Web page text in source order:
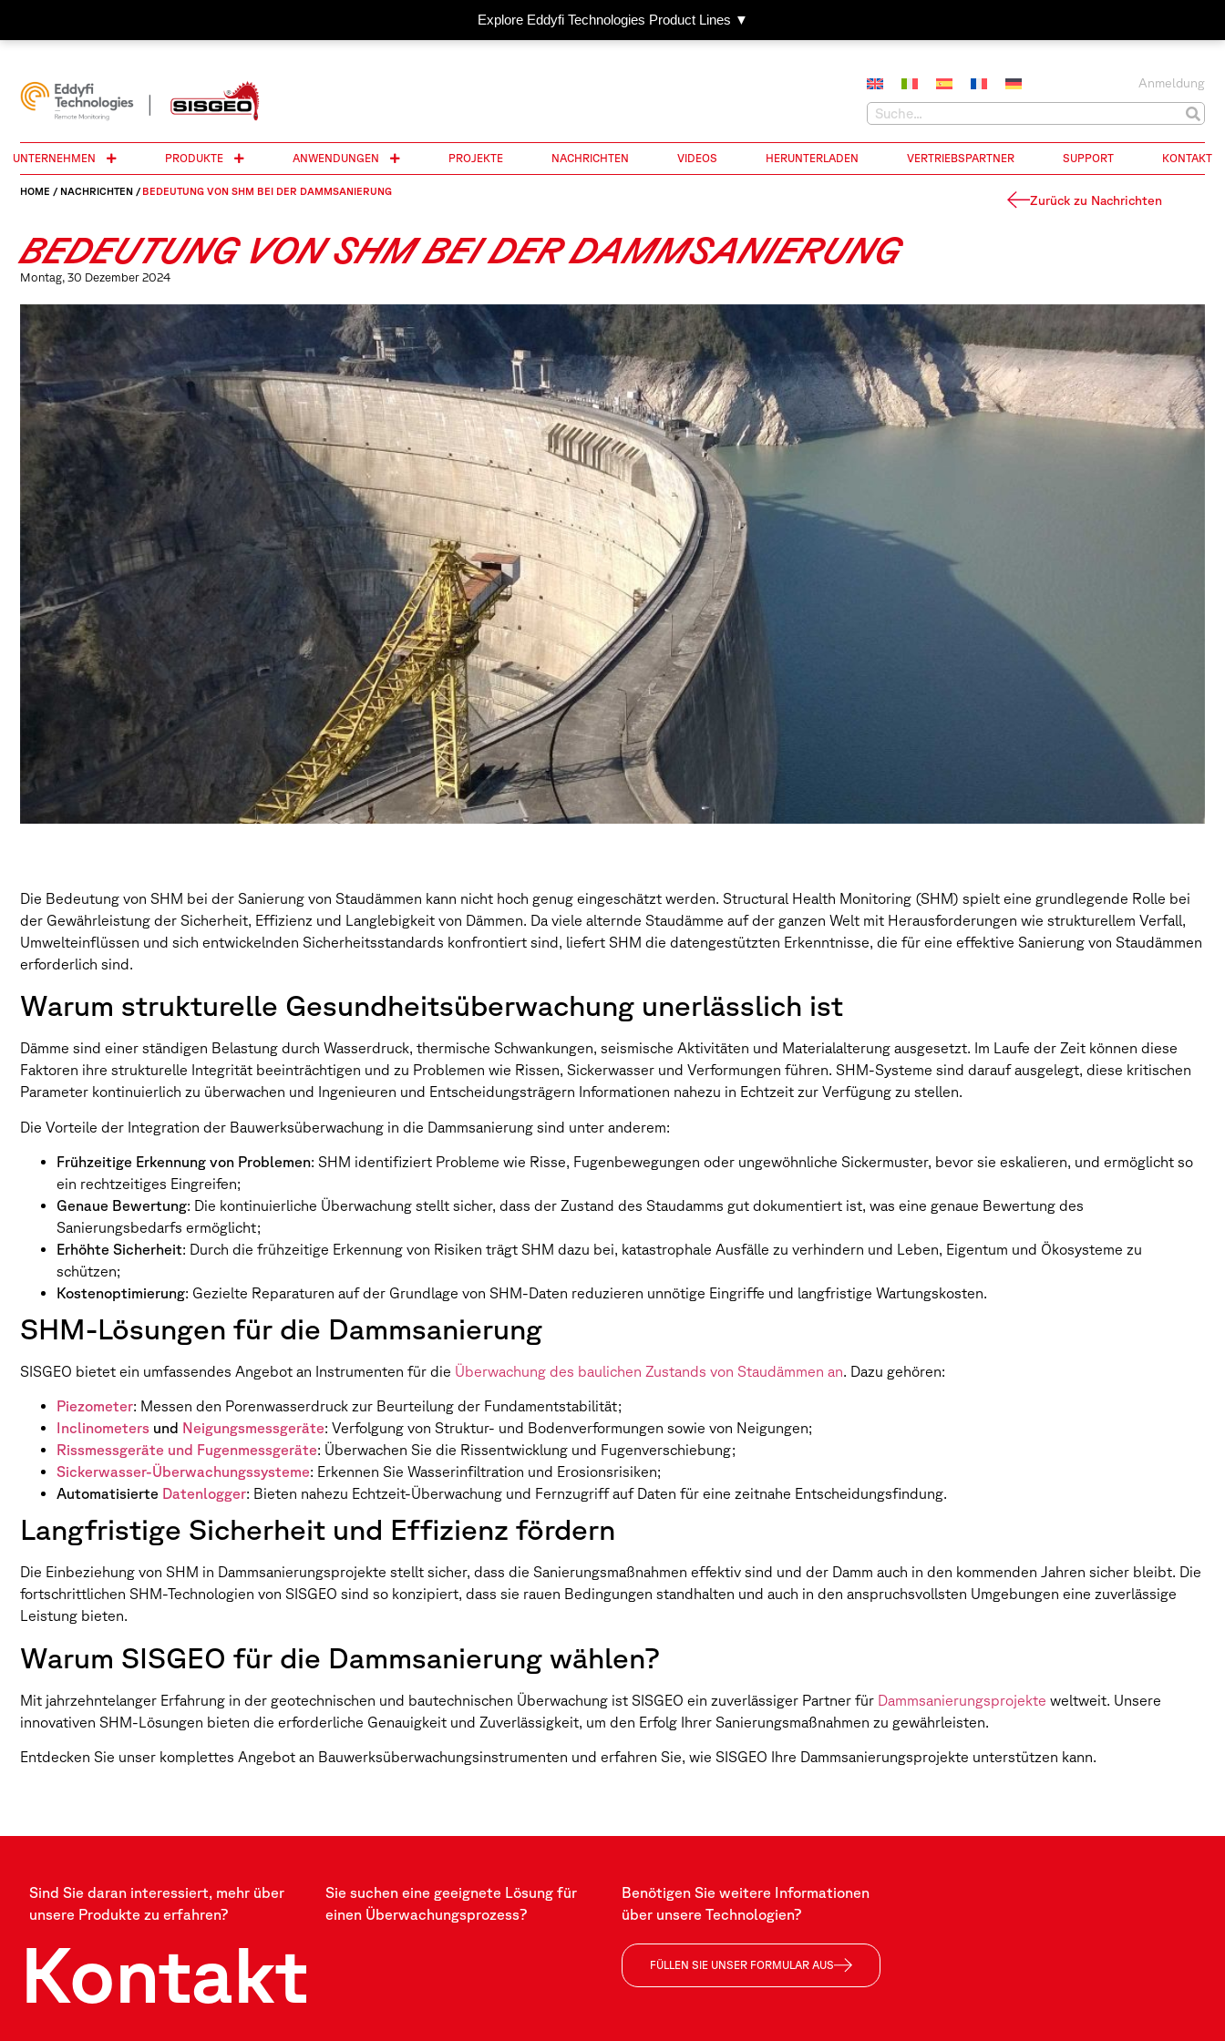
Explore Eddyfi Technologies Product Lines ▼
Anmeldung
UNTERNEHMEN PRODUKTE ANWENDUNGEN PROJEKTE NACHRICHTEN VIDEOS HERUNTERLADEN VERTRIEBSPARTNER SUPPORT KONTAKT
HOME / NACHRICHTEN / BEDEUTUNG VON SHM BEI DER DAMMSANIERUNG
Zurück zu Nachrichten
BEDEUTUNG VON SHM BEI DER DAMMSANIERUNG
Montag, 30 Dezember 2024
Die Bedeutung von SHM bei der Sanierung von Staudämmen kann nicht hoch genug eingeschätzt werden. Structural Health Monitoring (SHM) spielt eine grundlegende Rolle bei
der Gewährleistung der Sicherheit, Effizienz und Langlebigkeit von Dämmen. Da viele alternde Staudämme auf der ganzen Welt mit Herausforderungen wie strukturellem Verfall,
Umwelteinflüssen und sich entwickelnden Sicherheitsstandards konfrontiert sind, liefert SHM die datengestützten Erkenntnisse, die für eine effektive Sanierung von Staudämmen
erforderlich sind.
Warum strukturelle Gesundheitsüberwachung unerlässlich ist
Dämme sind einer ständigen Belastung durch Wasserdruck, thermische Schwankungen, seismische Aktivitäten und Materialalterung ausgesetzt. Im Laufe der Zeit können diese
Faktoren ihre strukturelle Integrität beeinträchtigen und zu Problemen wie Rissen, Sickerwasser und Verformungen führen. SHM-Systeme sind darauf ausgelegt, diese kritischen
Parameter kontinuierlich zu überwachen und Ingenieuren und Entscheidungsträgern Informationen nahezu in Echtzeit zur Verfügung zu stellen.
Die Vorteile der Integration der Bauwerksüberwachung in die Dammsanierung sind unter anderem:
Frühzeitige Erkennung von Problemen: SHM identifiziert Probleme wie Risse, Fugenbewegungen oder ungewöhnliche Sickermuster, bevor sie eskalieren, und ermöglicht so
ein rechtzeitiges Eingreifen;
Genaue Bewertung: Die kontinuierliche Überwachung stellt sicher, dass der Zustand des Staudamms gut dokumentiert ist, was eine genaue Bewertung des
Sanierungsbedarfs ermöglicht;
Erhöhte Sicherheit: Durch die frühzeitige Erkennung von Risiken trägt SHM dazu bei, katastrophale Ausfälle zu verhindern und Leben, Eigentum und Ökosysteme zu
schützen;
Kostenoptimierung: Gezielte Reparaturen auf der Grundlage von SHM-Daten reduzieren unnötige Eingriffe und langfristige Wartungskosten.
SHM-Lösungen für die Dammsanierung
SISGEO bietet ein umfassendes Angebot an Instrumenten für die Überwachung des baulichen Zustands von Staudämmen an. Dazu gehören:
Piezometer: Messen den Porenwasserdruck zur Beurteilung der Fundamentstabilität;
Inclinometers und Neigungsmessgeräte: Verfolgung von Struktur- und Bodenverformungen sowie von Neigungen;
Rissmessgeräte und Fugenmessgeräte: Überwachen Sie die Rissentwicklung und Fugenverschiebung;
Sickerwasser-Überwachungssysteme: Erkennen Sie Wasserinfiltration und Erosionsrisiken;
Automatisierte Datenlogger: Bieten nahezu Echtzeit-Überwachung und Fernzugriff auf Daten für eine zeitnahe Entscheidungsfindung.
Langfristige Sicherheit und Effizienz fördern
Die Einbeziehung von SHM in Dammsanierungsprojekte stellt sicher, dass die Sanierungsmaßnahmen effektiv sind und der Damm auch in den kommenden Jahren sicher bleibt. Die
fortschrittlichen SHM-Technologien von SISGEO sind so konzipiert, dass sie rauen Bedingungen standhalten und auch in den anspruchsvollsten Umgebungen eine zuverlässige
Leistung bieten.
Warum SISGEO für die Dammsanierung wählen?
Mit jahrzehntelanger Erfahrung in der geotechnischen und bautechnischen Überwachung ist SISGEO ein zuverlässiger Partner für Dammsanierungsprojekte weltweit. Unsere
innovativen SHM-Lösungen bieten die erforderliche Genauigkeit und Zuverlässigkeit, um den Erfolg Ihrer Sanierungsmaßnahmen zu gewährleisten.
Entdecken Sie unser komplettes Angebot an Bauwerksüberwachungsinstrumenten und erfahren Sie, wie SISGEO Ihre Dammsanierungsprojekte unterstützen kann.
Sind Sie daran interessiert, mehr über
unsere Produkte zu erfahren?
Sie suchen eine geeignete Lösung für
einen Überwachungsprozess?
Benötigen Sie weitere Informationen
über unsere Technologien?
Kontakt FÜLLEN SIE UNSER FORMULAR AUS